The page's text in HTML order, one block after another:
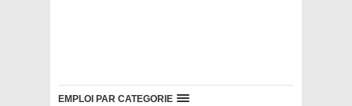
EMPLOI PAR CATEGORIE